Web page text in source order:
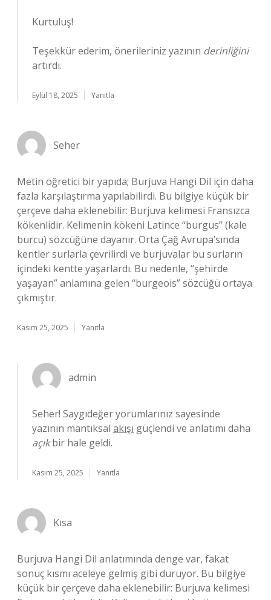
Kurtuluş!
Teşekkür ederim, önerileriniz yazının derinliğini
artırdı.
Eylül 18, 2025 Yanıtla
Seher
Metin öğretici bir yapıda; Burjuva Hangi Dil için daha
fazla karşılaştırma yapılabilirdi. Bu bilgiye küçük bir
çerçeve daha eklenebilir: Burjuva kelimesi Fransızca
kökenlidir. Kelimenin kökeni Latince “burgus” (kale
burcu) sözcüğüne dayanır. Orta Çağ Avrupa’sında
kentler surlarla çevrilirdi ve burjuvalar bu surların
içindeki kentte yaşarlardı. Bu nedenle, “şehirde
yaşayan” anlamına gelen “burgeois” sözcüğü ortaya
çıkmıştır.
Kasım 25, 2025 Yanıtla
admin
Seher! Saygıdeğer yorumlarınız sayesinde
yazının mantıksal akışı güçlendi ve anlatımı daha
açıkbir hale geldi.
Kasım 25, 2025 Yanıtla
Kısa
Burjuva Hangi Dil anlatımında denge var, fakat
sonuç kısmı aceleye gelmiş gibi duruyor. Bu bilgiye
küçük bir çerçeve daha eklenebilir: Burjuva kelimesi